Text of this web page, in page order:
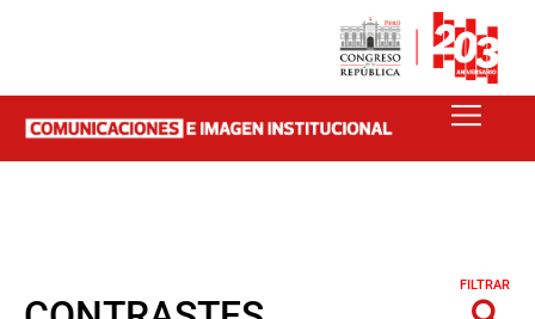
FILTRAR